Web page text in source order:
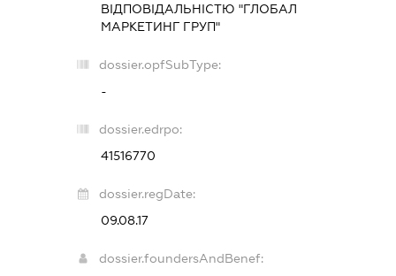
ВІДПОВІДАЛЬНІСТЮ "ГЛОБАЛ
МАРКЕТИНГ ГРУП"
dossier.opfSubType:
-
dossier.edrpo:
41516770
dossier.regDate:
09.08.17
dossier.foundersAndBenef: